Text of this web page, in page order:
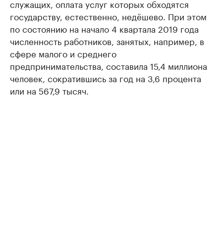
служащих, оплата услуг которых обходятся
государству, естественно, недёшево. При этом
по состоянию на начало 4 квартала 2019 года
численность работников, занятых, например, в
сфере малого и среднего
предпринимательства, составила 15,4 миллиона
человек, сократившись за год на 3,6 процента
или на 567,9 тысяч.